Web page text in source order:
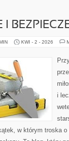
I
KWI - 2 - 2026
i
w którym troska